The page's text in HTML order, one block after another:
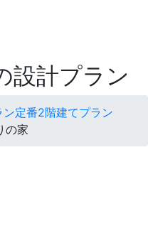
設計プラン
ン定番2階建てプラン
の家